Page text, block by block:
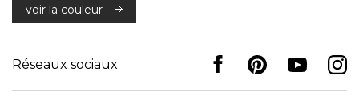
voir la couleur
Réseaux sociaux